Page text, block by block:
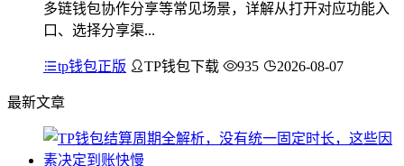
多链钱包协作分享等常见场景，详解从打开对应功能入
口、选择分享渠...
tp钱包正版 TP钱包下载 935 2026-08-07
最新文章